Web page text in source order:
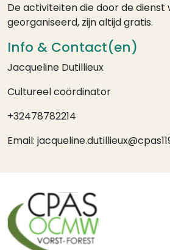
De activiteiten die door de dienst
georganiseerd, zijn altijd gratis.
Info & Contact(en)
Jacqueline Dutillieux
Cultureel coördinator
+32478782214
Email: